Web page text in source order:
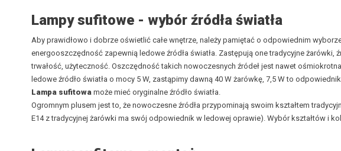
Lampy sufitowe - wybór źródła światła
Aby prawidłowo i dobrze oświetlić całe wnętrze, należy pamiętać o odpowiednim
energooszczędność zapewnią ledowe źródła światła. Zastępują one tradycyjne żarówki,
trwałość, użyteczność. Oszczędność takich nowoczesnych źródeł jest nawet
ledowe źródło światła o mocy 5 W, zastąpimy dawną 40 W żarówkę, 7,5 W to
Lampa sufitowamoże mieć oryginalne źródło światła.
Ogromnym plusem jest to, że nowoczesne źródła przypominają swoim kształtem
E14 z tradycyjnej żarówki ma swój odpowiednik w ledowej oprawie). Wybór kształtów i